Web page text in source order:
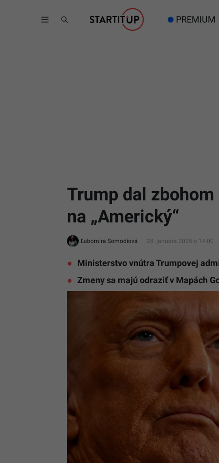
PREMIUM
Trump dal
na „Americký“
Ľubomíra Somodiová 28. januára 2025 o 14:00
Ministerstvo vnútra Trumpovej
Zmeny sa majú odraziť v Mapách